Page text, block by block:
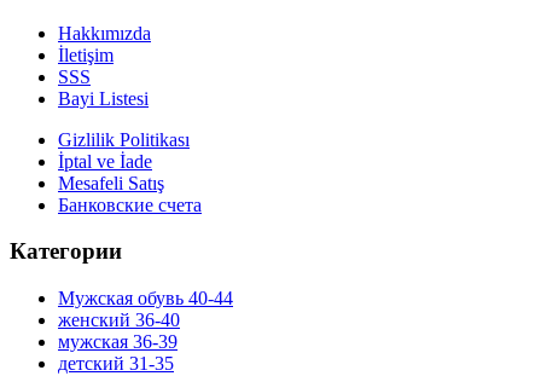
Hakkımızda
İletişim
SSS
Bayi Listesi
Gizlilik Politikası
İptal ve İade
Mesafeli Satış
Банковские счета
Категории
Мужская обувь 40-44
женский 36-40
мужская 36-39
детский 31-35